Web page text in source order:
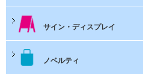
サイン・ディスプレイ
ノベルティ